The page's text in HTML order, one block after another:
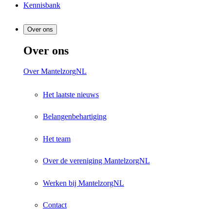
Kennisbank
Over ons
Over ons
Over MantelzorgNL
Het laatste nieuws
Belangenbehartiging
Het team
Over de vereniging MantelzorgNL
Werken bij MantelzorgNL
Contact